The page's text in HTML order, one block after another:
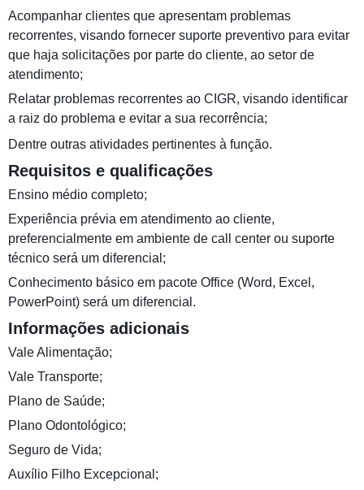
Acompanhar clientes que apresentam problemas
recorrentes, visando fornecer suporte preventivo para evitar
que haja solicitações por parte do cliente, ao setor de
atendimento;
Relatar problemas recorrentes ao CIGR, visando identificar
a raiz do problema e evitar a sua recorrência;
Dentre outras atividades pertinentes à função.
Requisitos e qualificações
Ensino médio completo;
Experiência prévia em atendimento ao cliente,
preferencialmente em ambiente de call center ou suporte
técnico será um diferencial;
Conhecimento básico em pacote Office (Word, Excel,
PowerPoint) será um diferencial.
Informações adicionais
Vale Alimentação;
Vale Transporte;
Plano de Saúde;
Plano Odontológico;
Seguro de Vida;
Auxílio Filho Excepcional;